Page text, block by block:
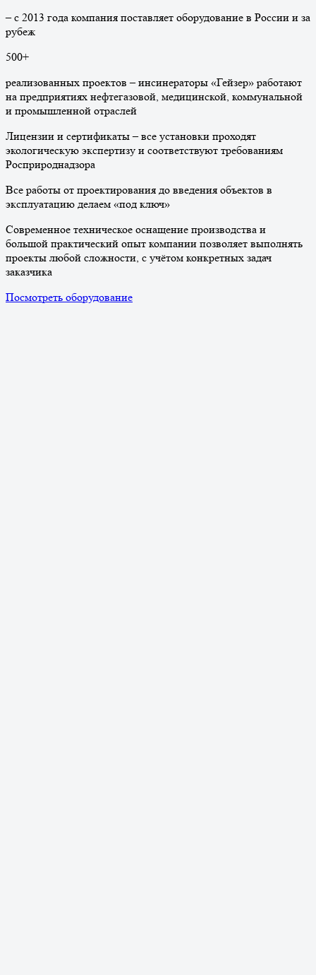
– с 2013 года компания поставляет оборудование в России и за
рубеж
500+
реализованных проектов – инсинераторы «Гейзер» работают
на предприятиях нефтегазовой, медицинской, коммунальной
и промышленной отраслей
Лицензии и сертификаты – все установки проходят
экологическую экспертизу и соответствуют требованиям
Росприроднадзора
Все работы от проектирования до введения объектов в
эксплуатацию делаем «под ключ»
Современное техническое оснащение производства и
большой практический опыт компании позволяет выполнять
проекты любой сложности, с учётом конкретных задач
заказчика
Посмотреть оборудование